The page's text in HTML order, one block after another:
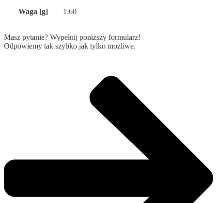
Waga [g] 1.60
Masz pytanie? Wypełnij poniższy formularz!
Odpowiemy tak szybko jak tylko możliwe.